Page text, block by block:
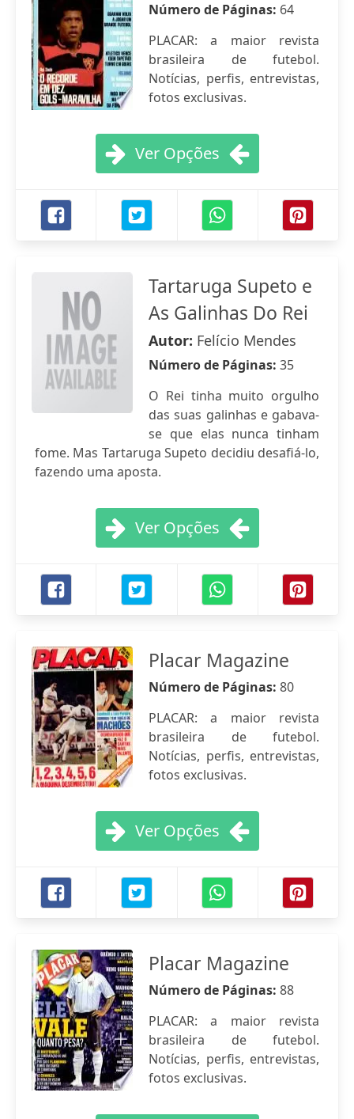
Número de Páginas: 64
PLACAR: a maior revista
brasileira de futebol.
Notícias, perfis, entrevistas,
fotos exclusivas.
Ver Opções
Tartaruga Supeto e
As Galinhas Do Rei
Autor: Felício Mendes
Número de Páginas: 35
O Rei tinha muito orgulho
das suas galinhas e gabava-
se que elas nunca tinham
fome. Mas Tartaruga Supeto decidiu desafiá-lo,
fazendo uma aposta.
Ver Opções
Placar Magazine
Número de Páginas: 80
PLACAR: a maior revista
brasileira de futebol.
Notícias, perfis, entrevistas,
fotos exclusivas.
Ver Opções
Placar Magazine
Número de Páginas: 88
PLACAR: a maior revista
brasileira de futebol.
Notícias, perfis, entrevistas,
fotos exclusivas.